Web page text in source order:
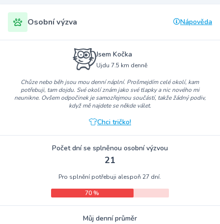
Osobní výzva Nápověda
Jsem Kočka
Ujdu 7.5 km denně
Chůze nebo běh jsou mou denní náplní. Prošmejdím celé okolí, kam
potřebuji, tam dojdu. Své okolí znám jako své tlapky a nic nového mi
neunikne. Ovšem odpočinek je samozřejmou součástí, takže žádný podiv,
když mě najdete se někde válet.
Chci tričko!
Počet dní se splněnou osobní výzvou
21
Pro splnění potřebuji alespoň 27 dní.
70 %
Můj denní průměr